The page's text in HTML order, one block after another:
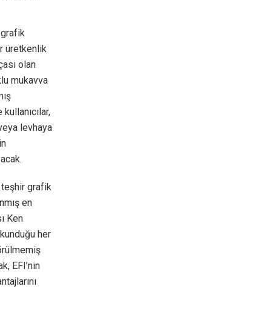
üretkenlik
olan
mukavva
levhaya
grafik
en
Ken
her
EFI’nin